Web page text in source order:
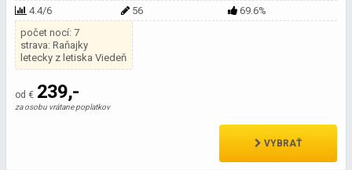
4.4/6 56
69.6%
počet nocí: 7
strava: Raňajky
letecky z letiska Viedeň
od € 239,-
za osobu vrátane poplatkov
VYBRAŤ